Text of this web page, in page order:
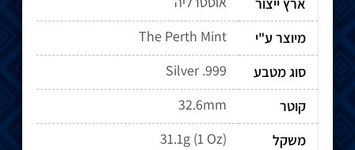
מיוצר ע"י
The Perth Mint
סוג מטבע
Silver .999
קוטר
32.6mm
משקל
31.1g (1 Oz)